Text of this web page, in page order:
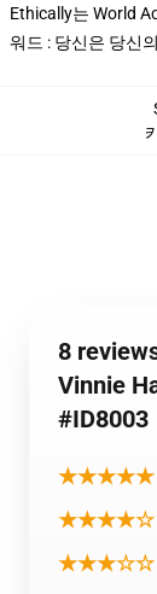
Ethically는 World
워드 : 당신은 당신
8
Vinnie
#ID8003
★★★★★
★★★★☆
★★★☆☆